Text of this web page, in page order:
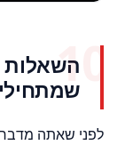
השאלות
לפני שאתה